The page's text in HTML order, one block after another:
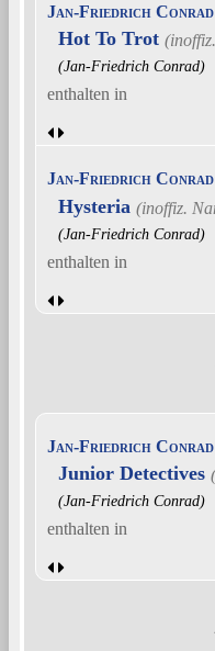
Jan-Friedrich Conrad
Hot To Trot
(Jan-Friedrich Conrad)
enthalten in
Jan-Friedrich Conrad
Hysteria
(Jan-Friedrich Conrad)
enthalten in
Jan-Friedrich Conrad
Junior Detectives
(Jan-Friedrich Conrad)
enthalten in